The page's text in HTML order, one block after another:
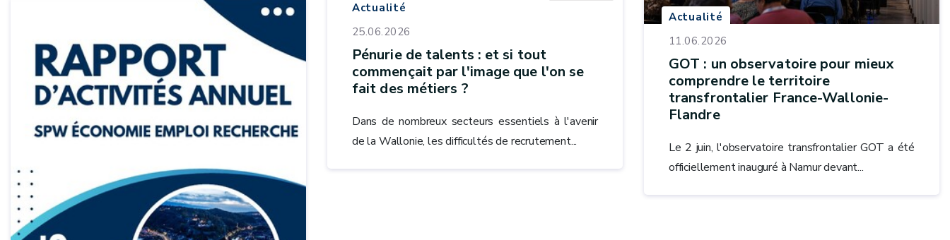
Actualité
25.06.2026
Pénurie de talents : et si tout
commençait par l'image que l'on se
fait des métiers ?
Dans de nombreux secteurs essentiels à l'avenir
de la Wallonie, les difficultés de recrutement...
Actualité
11.06.2026
GOT : un observatoire pour mieux
comprendre le territoire
transfrontalier France-Wallonie-
Flandre
Le 2 juin, l'observatoire transfrontalier GOT a été
officiellement inauguré à Namur devant...